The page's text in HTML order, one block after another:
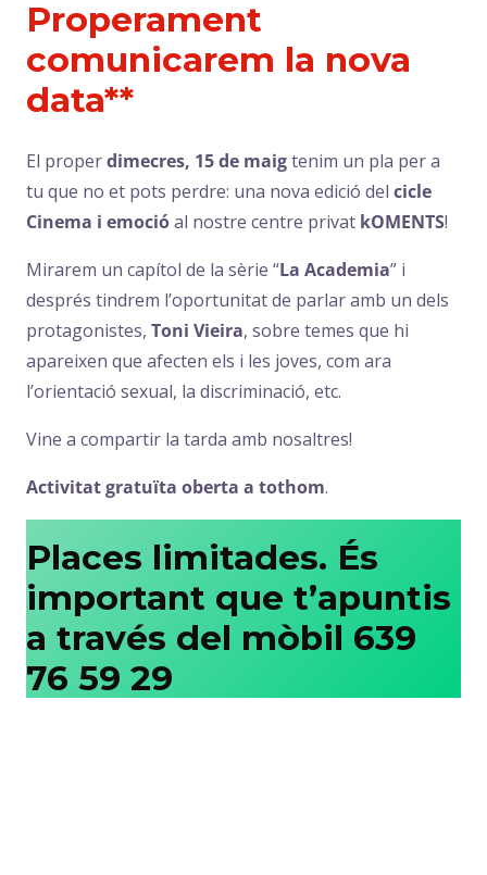
Properament
comunicarem la nova
data**
El properdimecres, 15 de maigtenim un pla per a
tu que no et pots perdre: una nova edició del cicle
Cinema i emocióal nostre centre privat kOMENTS!
Mirarem un capítol de la sèrie “La Academia” i
després tindrem l’oportunitat de parlar amb un dels
protagonistes, Toni Vieira, sobre temes que hi
apareixen que afecten els i les joves, com ara
l’orientació sexual, la discriminació, etc.
Vine a compartir la tarda amb nosaltres!
Activitat gratuïta oberta a tothom.
Places limitades. És
important que t’apuntis
a través del mòbil 639
76 59 29